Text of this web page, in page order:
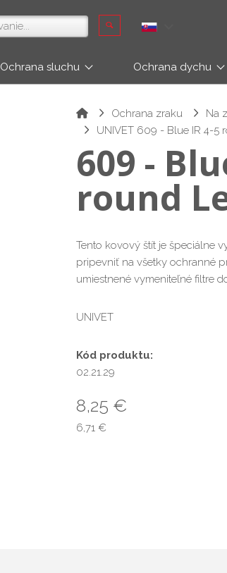
Ochrana sluchu Ochrana dychu
Ochrana zraku
Na
UNIVET 609 - Blue IR 4-5
609 -
round
Tento kovový štít je špeciálne
pripevniť na všetky ochranné
umiestnené vymeniteľné filtre
UNIVET
Kód produktu:
02.21.29
8,25 €
6,71 €